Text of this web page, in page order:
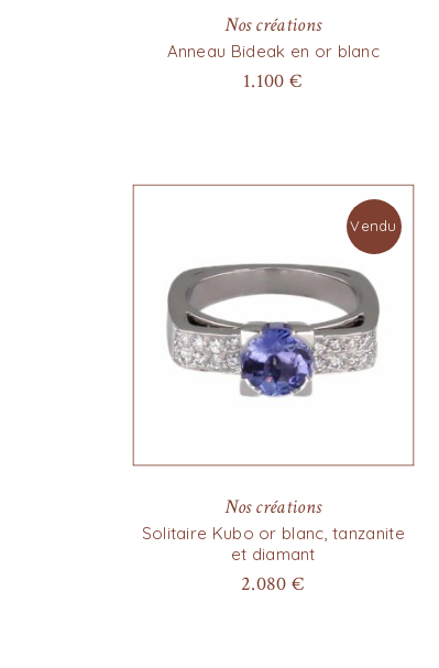
Nos créations
Anneau Bideak en or blanc
1.100€
Vendu
Nos créations
Solitaire Kubo or blanc, tanzanite
et diamant
2.080€